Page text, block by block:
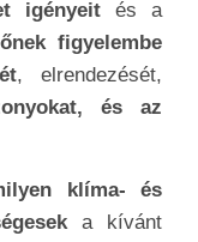
igényeit és a
figyelembe
, elrendezését,
és az
klíma- és
a kívánt